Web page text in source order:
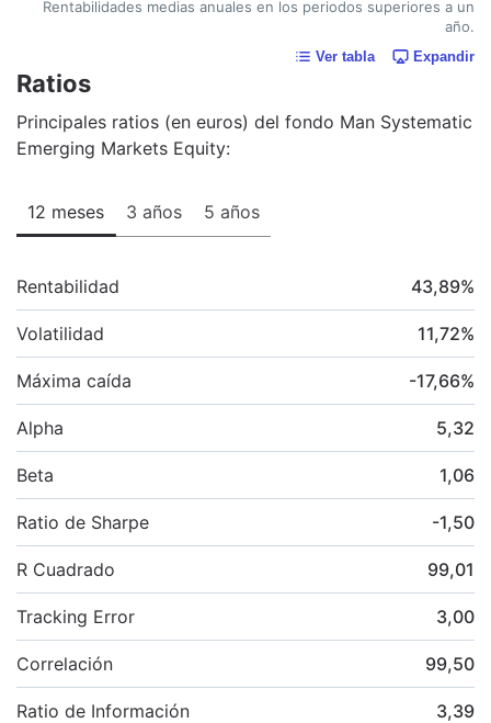
Rentabilidades medias anuales en los periodos superiores a un
año.
Ver tabla Expandir
Ratios
Principales ratios (en euros) del fondo Man Systematic
Emerging Markets Equity:
12 meses 3 años 5 años
Rentabilidad 43,89%
Volatilidad 11,72%
Máxima caída -17,66%
Alpha 5,32
Beta 1,06
Ratio de Sharpe -1,50
R Cuadrado 99,01
Tracking Error 3,00
Correlación 99,50
Ratio de Información 3,39